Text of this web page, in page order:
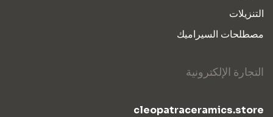
التنزيلات
مصطلحات السيراميك
التجارة الإلكترونية
cleopatraceramics.store